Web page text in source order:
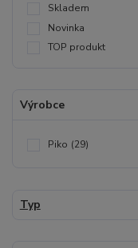
Skladem
Novinka
TOP produkt
Výrobce
Piko (29)
Typ